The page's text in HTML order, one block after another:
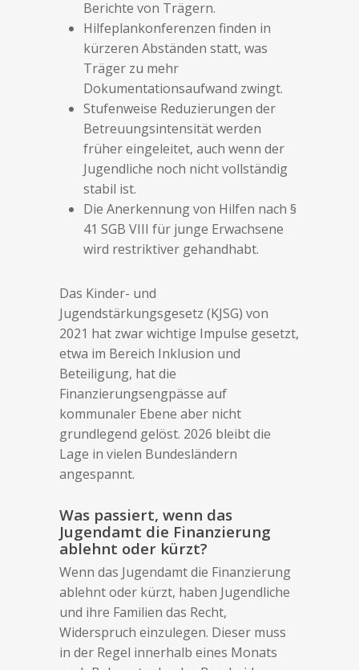
Berichte von Trägern.
Hilfeplankonferenzen finden in
kürzeren Abständen statt, was
Träger zu mehr
Dokumentationsaufwand zwingt.
Stufenweise Reduzierungen der
Betreuungsintensität werden
früher eingeleitet, auch wenn der
Jugendliche noch nicht vollständig
stabil ist.
Die Anerkennung von Hilfen nach §
41 SGB VIII für junge Erwachsene
wird restriktiver gehandhabt.
Das Kinder- und
Jugendstärkungsgesetz (KJSG) von
2021 hat zwar wichtige Impulse gesetzt,
etwa im Bereich Inklusion und
Beteiligung, hat die
Finanzierungsengpässe auf
kommunaler Ebene aber nicht
grundlegend gelöst. 2026 bleibt die
Lage in vielen Bundesländern
angespannt.
Was passiert, wenn das
Jugendamt die Finanzierung
ablehnt oder kürzt?
Wenn das Jugendamt die Finanzierung
ablehnt oder kürzt, haben Jugendliche
und ihre Familien das Recht,
Widerspruch einzulegen. Dieser muss
in der Regel innerhalb eines Monats